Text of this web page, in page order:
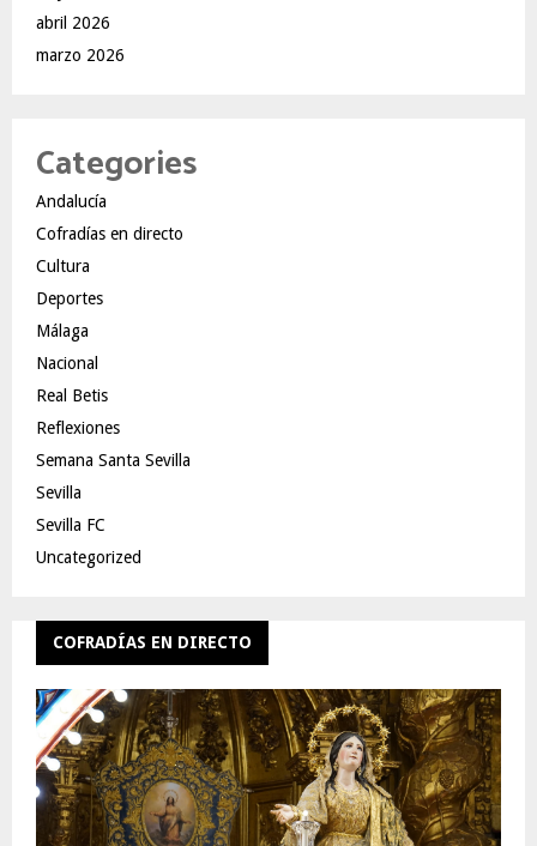
abril 2026
marzo 2026
Categories
Andalucía
Cofradías en directo
Cultura
Deportes
Málaga
Nacional
Real Betis
Reflexiones
Semana Santa Sevilla
Sevilla
Sevilla FC
Uncategorized
COFRADÍAS EN DIRECTO